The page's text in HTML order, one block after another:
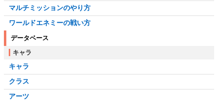
マルチミッションのやり方
ワールドエネミーの戦い方
データベース
キャラ
キャラ
クラス
アーツ